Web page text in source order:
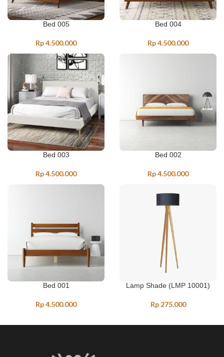
Bed 005
Rp4.500.000
Bed 004
Rp4.500.000
Bed 003
Rp4.500.000
Bed 002
Rp4.500.000
Bed 001
Rp4.500.000
Lamp Shade (LMP 10001)
Rp275.000